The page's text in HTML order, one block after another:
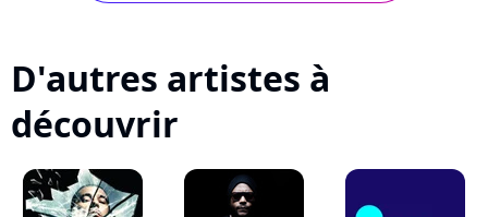
D'autres artistes à
découvrir